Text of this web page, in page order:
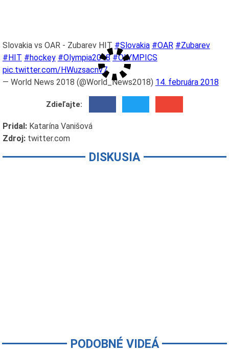
Slovakia vs OAR - Zubarev HIT #Slovakia #OAR #Zubarev
#HIT #hockey #Olympia2018 #OLYMPICS
pic.twitter.com/HWuzsacnv7
— World News 2018 (@World_News2018) 14. februára 2018
Zdieľajte:
Pridal: Katarína Vanišová
Zdroj: twitter.com
DISKUSIA
PODOBNÉ VIDEÁ